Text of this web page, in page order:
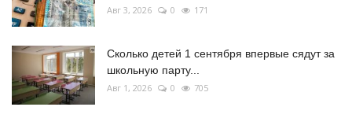
Авг 3, 2026 0 171
Сколько детей 1 сентября впервые сядут за
школьную парту...
Авг 1, 2026 0 705